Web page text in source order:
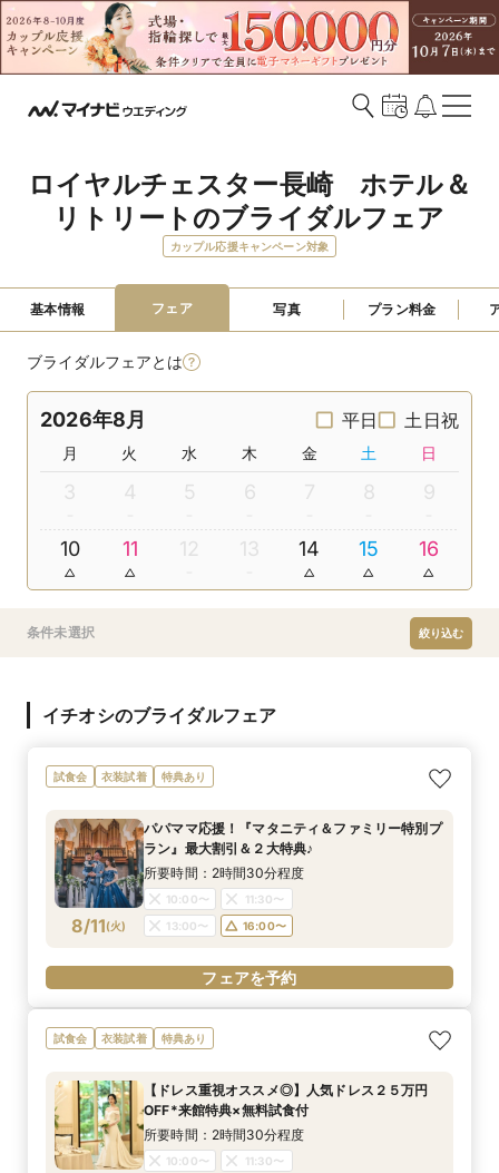
ロイヤルチェスター長崎　ホテル＆
リトリートのブライダルフェア
カップル応援キャンペーン対象
基本情報 フェア 写真 プラン料金
ブライダルフェアとは
2026年8月 平日 土日祝
月 火 水 木 金 土 日
3 4 5 6 7 8 9
10 11 12 13 14 15 16
条件未選択 絞り込む
イチオシのブライダルフェア
試食会 衣装試着 特典あり
8/11(火)
パパママ応援！『マタニティ＆ファミリー特別プ
ラン』最大割引＆２大特典♪
所要時間：2時間30分程度
10:00〜
11:30〜
13:00〜
16:00〜
フェアを予約
試食会 衣装試着 特典あり
【ドレス重視オススメ◎】人気ドレス２５万円
OFF*来館特典×無料試食付
所要時間：2時間30分程度
10:00〜
11:30〜